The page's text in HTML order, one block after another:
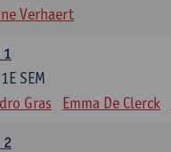
Verhaert
1
1E SEM
Gras Emma De Clerck
2